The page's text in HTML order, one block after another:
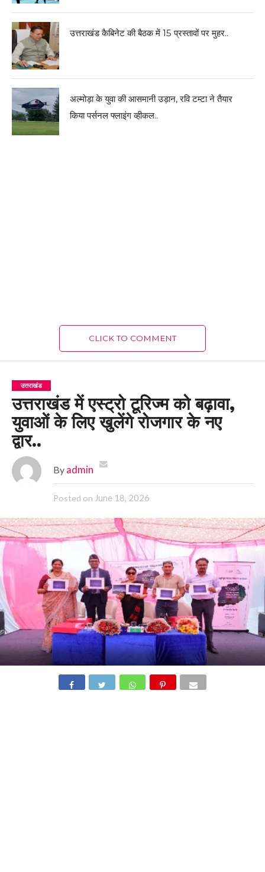
उत्तराखंड कैबिनेट की बैठक में 15 प्रस्तावों पर मुहर..
अल्मोड़ा के युवा की आसमानी उड़ान, रवि टम्टा ने तैयार
किया पर्सनल फ्लाइंग व्हीकल..
CLICK TO COMMENT
उत्तराखंड
उत्तराखंड में एस्ट्रो टूरिज्म को बढ़ावा,
युवाओं के लिए खुलेंगे रोजगार के नए
द्वार..
By admin
Posted on June 18, 2026